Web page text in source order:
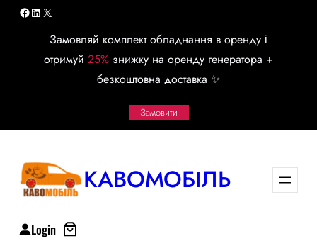
Перейти
содержимому
Facebook
LinkedIn
X
Замовляй комплект обладнання в оренду і
отримуй 25% знижку на оренду генератора +
безкоштовна доставка ✨
Замовити
КАВОМОБІЛЬ
Login